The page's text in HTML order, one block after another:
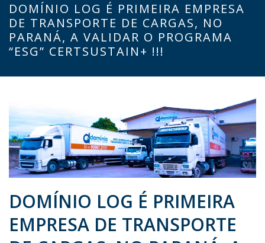
DOMÍNIO LOG É PRIMEIRA EMPRESA
DE TRANSPORTE DE CARGAS, NO
PARANÁ, A VALIDAR O PROGRAMA
“ESG” CERTSUSTAIN+ !!!
DOMÍNIO LOG É PRIMEIRA
EMPRESA DE TRANSPORTE